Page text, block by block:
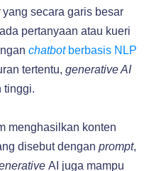
yang secara garis besar
pertanyaan atau kueri
chatbot berbasis NLP
tertentu, generative AI
tinggi.
menghasilkan konten
disebut dengan prompt,
AI juga mampu